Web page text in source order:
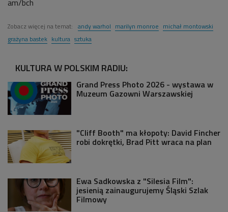
am/bch
Zobacz więcej na temat: andy warhol marilyn monroe michał montowski
grażyna bastek kultura sztuka
KULTURA W POLSKIM RADIU:
Grand Press Photo 2026 - wystawa w
Muzeum Gazowni Warszawskiej
"Cliff Booth" ma kłopoty: David Fincher
robi dokrętki, Brad Pitt wraca na plan
Ewa Sadkowska z "Silesia Film":
jesienią zainaugurujemy Śląski Szlak
Filmowy